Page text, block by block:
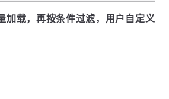
加载，再按条件过滤，用户自定义